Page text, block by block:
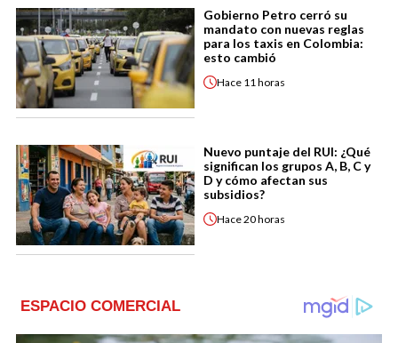
Gobierno Petro cerró su
mandato con nuevas reglas
para los taxis en Colombia:
esto cambió
Hace 11 horas
Nuevo puntaje del RUI: ¿Qué
significan los grupos A, B, C y
D y cómo afectan sus
subsidios?
Hace20 horas